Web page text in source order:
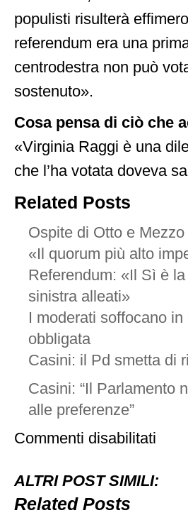
populisti risulterà
referendum era una
centrodestra non può
sostenuto».
Cosa pensa di ciò che
«Virginia Raggi è una
che l’ha votata doveva
Related Posts
Ospite di Otto e Mezzo
«Il quorum più alto
Referendum: «Il Sì è
sinistra alleati»
I moderati soffocano
obbligata
Casini: il Pd smetta di
Casini: “Il Parlamento
alle preferenze”
Commenti disabilitati
retta
ALTRI POST SIMILI:
Related Posts